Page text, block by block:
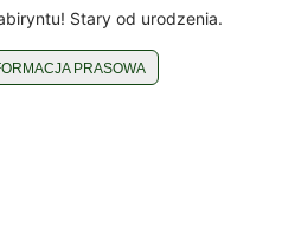
Stary od urodzenia.
PRASOWA